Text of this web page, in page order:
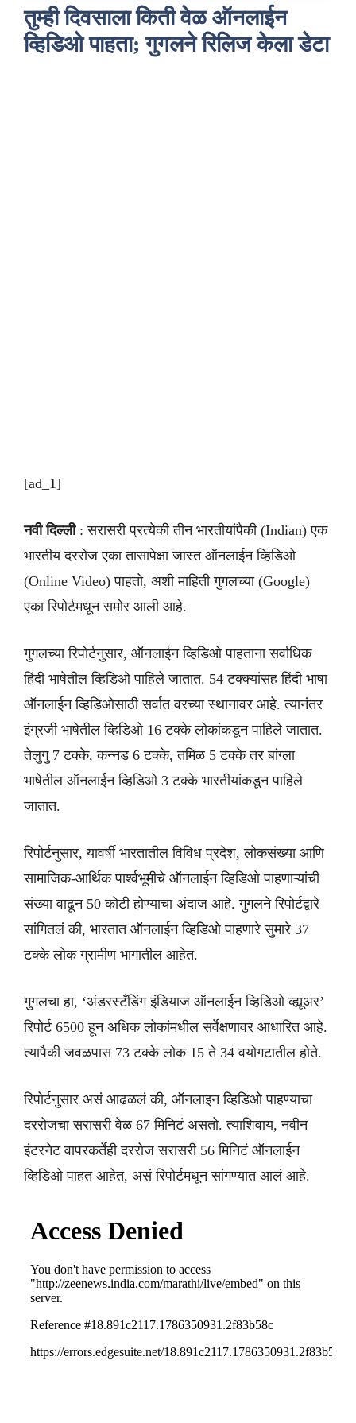
तुम्ही दिवसाला किती वेळ ऑनलाईन
व्हिडिओ पाहता; गुगलने रिलिज केला डेटा
[ad_1]
नवी दिल्ली: सरासरी प्रत्येकी तीन भारतीयांपैकी (Indian) एक
भारतीय दररोज एका तासापेक्षा जास्त ऑनलाईन व्हिडिओ
(Online Video) पाहतो, अशी माहिती गुगलच्या (Google)
एका रिपोर्टमधून समोर आली आहे.
गुगलच्या रिपोर्टनुसार, ऑनलाईन व्हिडिओ पाहताना सर्वाधिक
हिंदी भाषेतील व्हिडिओ पाहिले जातात. 54 टक्क्यांसह हिंदी भाषा
ऑनलाईन व्हिडिओसाठी सर्वात वरच्या स्थानावर आहे. त्यानंतर
इंग्रजी भाषेतील व्हिडिओ 16 टक्के लोकांकडून पाहिले जातात.
तेलुगु 7 टक्के, कन्नड 6 टक्के, तमिळ 5 टक्के तर बांग्ला
भाषेतील ऑनलाईन व्हिडिओ 3 टक्के भारतीयांकडून पाहिले
जातात.
रिपोर्टनुसार, यावर्षी भारतातील विविध प्रदेश, लोकसंख्या आणि
सामाजिक-आर्थिक पार्श्वभूमीचे ऑनलाईन व्हिडिओ पाहणाऱ्यांची
संख्या वाढून 50 कोटी होण्याचा अंदाज आहे. गुगलने रिपोर्टद्वारे
सांगितलं की, भारतात ऑनलाईन व्हिडिओ पाहणारे सुमारे 37
टक्के लोक ग्रामीण भागातील आहेत.
गुगलचा हा, ‘अंडरस्टँडिंग इंडियाज ऑनलाईन व्हिडिओ व्ह्यूअर’
रिपोर्ट 6500 हून अधिक लोकांमधील सर्वेक्षणावर आधारित आहे.
त्यापैकी जवळपास 73 टक्के लोक 15 ते 34 वयोगटातील होते.
रिपोर्टनुसार असं आढळलं की, ऑनलाइन व्हिडिओ पाहण्याचा
दररोजचा सरासरी वेळ 67 मिनिटं असतो. त्याशिवाय, नवीन
इंटरनेट वापरकर्तेही दररोज सरासरी 56 मिनिटं ऑनलाईन
व्हिडिओ पाहत आहेत, असं रिपोर्टमधून सांगण्यात आलं आहे.